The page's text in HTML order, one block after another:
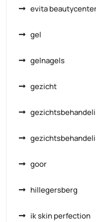
evita
gel
gelnagels
gezicht
goor
hillegersberg
ik skin perfection